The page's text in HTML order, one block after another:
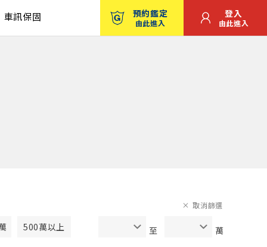
車訊保固 預約鑑定
由此進入
登入
由此進入
500萬以上 至 萬
取消篩選